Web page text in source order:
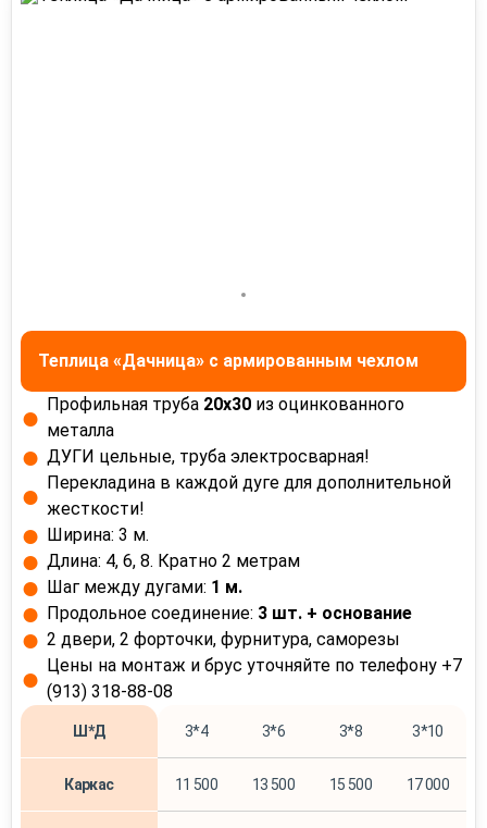
Теплица «Дачница» с армированным чехлом
Профильная труба 20x30 из оцинкованного
металла
ДУГИ цельные, труба электросварная!
Перекладина в каждой дуге для дополнительной
жесткости!
Ширина: 3 м.
Длина: 4, 6, 8. Кратно 2 метрам
Шаг между дугами: 1 м.
Продольное соединение: 3 шт. + основание
2 двери, 2 форточки, фурнитура, саморезы
Цены на монтаж и брус уточняйте по телефону +7
(913) 318-88-08
Ш*Д 3*4 3*6 3*8 3*10
Каркас 11 500 13 500 15 500 17 000